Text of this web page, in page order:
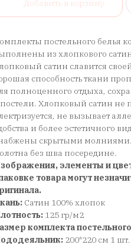
Добавить в корзину
постельного белья
из хлопкового
сатин славится
способность ткани
полноценного отдыха,
Хлопковый сатин не
не вызывает
и более эстетичного
скрытыми молниями.
без шва посередине.
элементы и
товара могут
Сатин 100% хлопок
125 гр/м2
комплекта
200*220 см 1